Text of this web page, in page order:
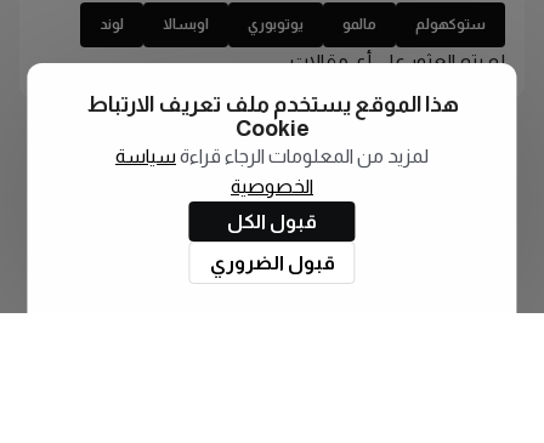
ستوكهولم مالمو يوتوبوري اوبسالا لوند
لم يتم العثور على أي مقالات
هذا الموقع يستخدم ملف تعريف الارتباط
Cookie
لمزيد من المعلومات الرجاء قراءة سياسة
الخصوصية
قبول الكل
قبول الضروري